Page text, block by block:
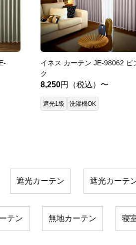
イネス カーテン JE-98062 ピ
ク
8,250円（税込）〜
遮光1級 洗濯機OK
遮光カーテン 遮光カーテ
テン 無地カーテン 寝